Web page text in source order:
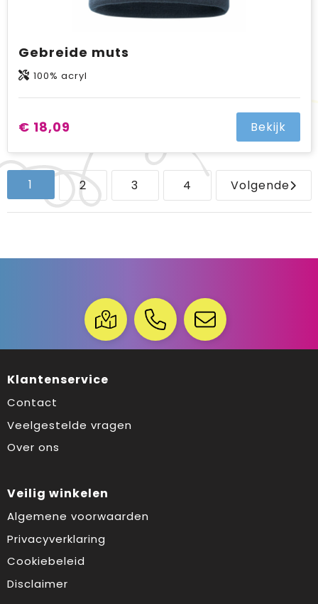
Gebreide muts
100% acryl
€ 18,09 Bekijk
1 2 3 4 Volgende
Klantenservice
Contact
Veelgestelde vragen
Over ons
Veilig winkelen
Algemene voorwaarden
Privacyverklaring
Cookiebeleid
Disclaimer